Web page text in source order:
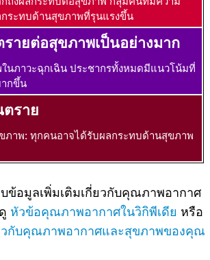
กระทบด้านสุขภาพที่รุนแรงขึ้น
ายต่อสุขภาพเป็นอย่างมาก
นภาวะฉุกเฉิน ประชากรทั้งหมดมีแนวโน้มที่
กขึ้น
ตราย
ภาพ: ทุกคนอาจได้รับผลกระทบด้านสุขภาพ
ข้อมูลเพิ่มเติมเกี่ยวกับคุณภาพอากาศ
หัวข้อคุณภาพอากาศในวิกิพีเดีย หรือ
กับคุณภาพอากาศและสุขภาพของคุณ